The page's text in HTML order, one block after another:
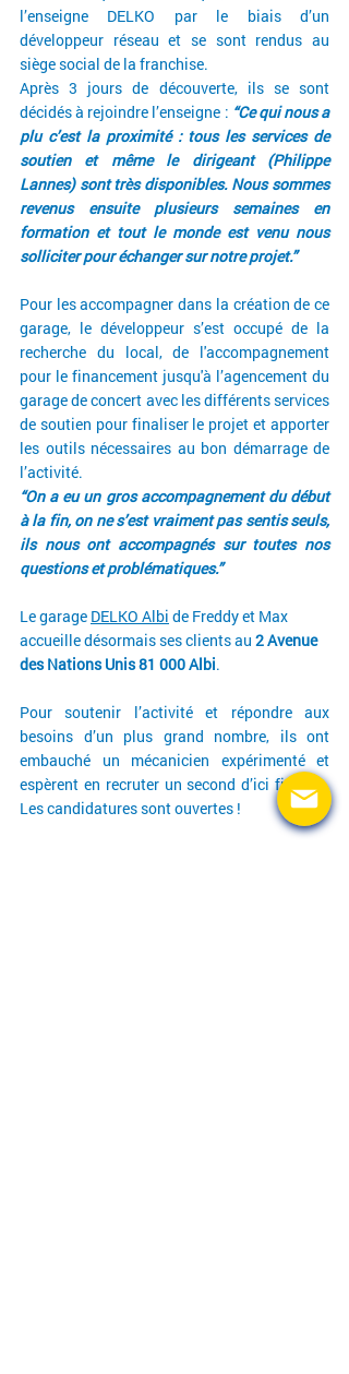
l’enseigne DELKO par le biais d’un
développeur réseau et se sont rendus au
siège social de la franchise.
Après 3 jours de découverte, ils se sont
décidés à rejoindre l’enseigne : “Ce qui nous a
plu c’est la proximité : tous les services de
soutien et même le dirigeant (Philippe
Lannes) sont très disponibles. Nous sommes
revenus ensuite plusieurs semaines en
formation et tout le monde est venu nous
solliciter pour échanger sur notre projet.”
Pour les accompagner dans la création de ce
garage, le développeur s’est occupé de la
recherche du local, de l'accompagnement
pour le financement jusqu'à l’agencement du
garage de concert avec les différents services
de soutien pour finaliser le projet et apporter
les outils nécessaires au bon démarrage de
l’activité.
“On a eu un gros accompagnement du début
à la fin, on ne s’est vraiment pas sentis seuls,
ils nous ont accompagnés sur toutes nos
questions et problématiques.”
Le garage DELKO Albi de Freddy et Max
accueille désormais ses clients au 2 Avenue
des Nations Unis 81 000 Albi.
Pour soutenir l’activité et répondre aux
besoins d’un plus grand nombre, ils ont
embauché un mécanicien expérimenté et
espèrent en recruter un second d’ici fin juin.
Les candidatures sont ouvertes !